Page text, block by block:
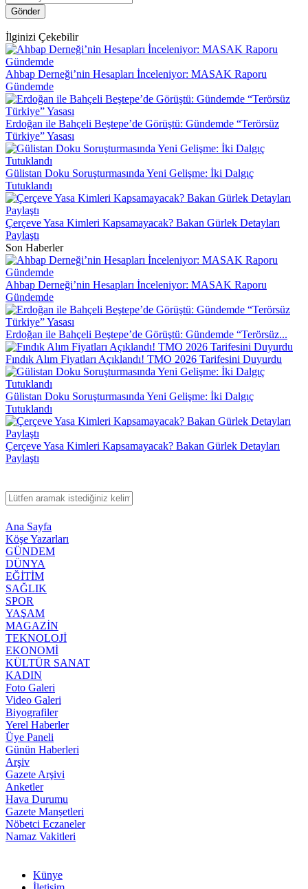
Gönder
İlginizi Çekebilir
Ahbap Derneği’nin Hesapları İnceleniyor: MASAK Raporu
Gündemde
Erdoğan ile Bahçeli Beştepe’de Görüştü: Gündemde “Terörsüz
Türkiye” Yasası
Gülistan Doku Soruşturmasında Yeni Gelişme: İki Dalgıç
Tutuklandı
Çerçeve Yasa Kimleri Kapsamayacak? Bakan Gürlek Detayları
Paylaştı
Son Haberler
Ahbap Derneği’nin Hesapları İnceleniyor: MASAK Raporu
Gündemde
Erdoğan ile Bahçeli Beştepe’de Görüştü: Gündemde “Terörsüz...
Fındık Alım Fiyatları Açıklandı! TMO 2026 Tarifesini Duyurdu
Gülistan Doku Soruşturmasında Yeni Gelişme: İki Dalgıç
Tutuklandı
Çerçeve Yasa Kimleri Kapsamayacak? Bakan Gürlek Detayları
Paylaştı
Ana Sayfa
Köşe Yazarları
GÜNDEM
DÜNYA
EĞİTİM
SAĞLIK
SPOR
YAŞAM
MAGAZİN
TEKNOLOJİ
EKONOMİ
KÜLTÜR SANAT
KADIN
Foto Galeri
Video Galeri
Biyografiler
Yerel Haberler
Üye Paneli
Günün Haberleri
Arşiv
Gazete Arşivi
Anketler
Hava Durumu
Gazete Manşetleri
Nöbetci Eczaneler
Namaz Vakitleri
Künye